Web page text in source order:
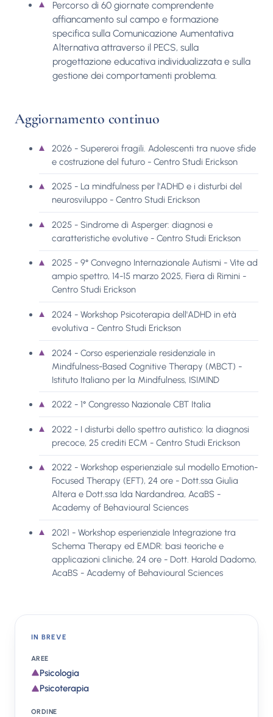
Percorso di 60 giornate comprendente
affiancamento sul campo e formazione
specifica sulla Comunicazione Aumentativa
Alternativa attraverso il PECS, sulla
progettazione educativa individualizzata e sulla
gestione dei comportamenti problema.
Aggiornamento continuo
2026 - Supereroi fragili. Adolescenti tra nuove sfide
e costruzione del futuro - Centro Studi Erickson
2025 - La mindfulness per l'ADHD e i disturbi del
neurosviluppo - Centro Studi Erickson
2025 - Sindrome di Asperger: diagnosi e
caratteristiche evolutive - Centro Studi Erickson
2025 - 9° Convegno Internazionale Autismi - Vite ad
ampio spettro, 14-15 marzo 2025, Fiera di Rimini -
Centro Studi Erickson
2024 - Workshop Psicoterapia dell'ADHD in età
evolutiva - Centro Studi Erickson
2024 - Corso esperienziale residenziale in
Mindfulness-Based Cognitive Therapy (MBCT) -
Istituto Italiano per la Mindfulness, ISIMIND
2022 - 1° Congresso Nazionale CBT Italia
2022 - I disturbi dello spettro autistico: la diagnosi
precoce, 25 crediti ECM - Centro Studi Erickson
2022 - Workshop esperienziale sul modello Emotion-
Focused Therapy (EFT), 24 ore - Dott.ssa Giulia
Altera e Dott.ssa Ida Nardandrea, AcaBS -
Academy of Behavioural Sciences
2021 - Workshop esperienziale Integrazione tra
Schema Therapy ed EMDR: basi teoriche e
applicazioni cliniche, 24 ore - Dott. Harold Dadomo,
AcaBS - Academy of Behavioural Sciences
IN BREVE
AREE
Psicologia
Psicoterapia
ORDINE